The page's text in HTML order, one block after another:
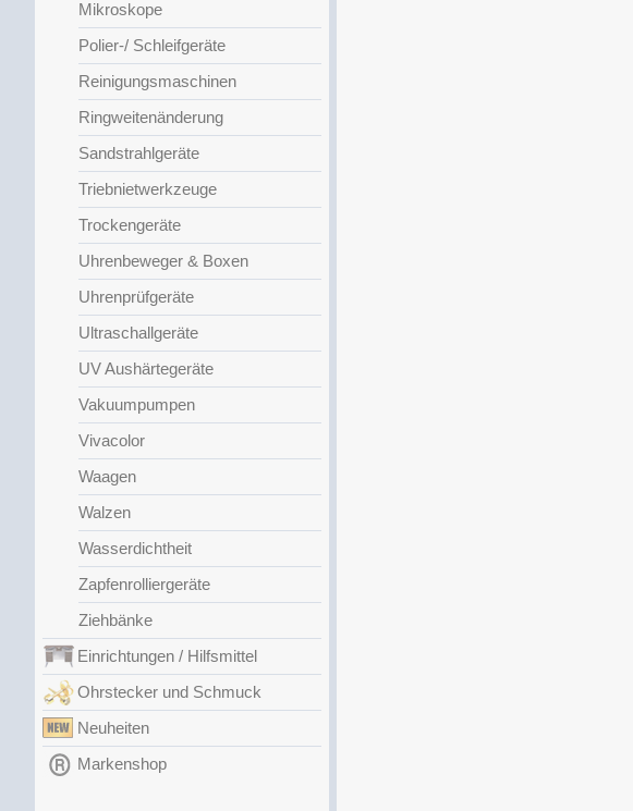
Mikroskope
Polier-/ Schleifgeräte
Reinigungsmaschinen
Ringweitenänderung
Sandstrahlgeräte
Triebnietwerkzeuge
Trockengeräte
Uhrenbeweger & Boxen
Uhrenprüfgeräte
Ultraschallgeräte
UV Aushärtegeräte
Vakuumpumpen
Vivacolor
Waagen
Walzen
Wasserdichtheit
Zapfenrolliergeräte
Ziehbänke
Einrichtungen / Hilfsmittel
Ohrstecker und Schmuck
Neuheiten
Markenshop